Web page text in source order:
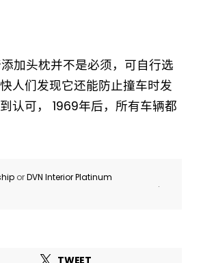
加头枕并不是必须，可自行选
人们发现它还能防止撞车时发
认可， 1969年后，所有车辆都
orDVN Interior Platinum
.
TWEET
for